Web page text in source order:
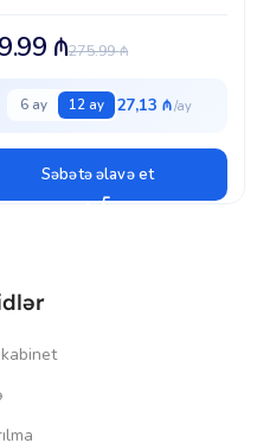
275.99₼
₼
6 ay 12 ay 27,13 ₼
Səbətə əlavə et